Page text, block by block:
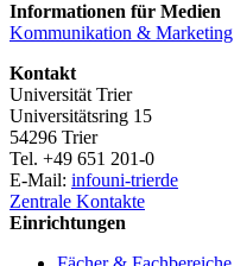
Informationen für Medien
Kommunikation & Marketing
Kontakt
Universität Trier
Universitätsring 15
54296 Trier
Tel. +49 651 201-0
E-Mail: infouni-trierde
Zentrale Kontakte
Einrichtungen